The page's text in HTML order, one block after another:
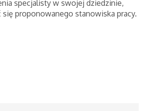
specjalisty w swojej dziedzinie,
proponowanego stanowiska pracy.